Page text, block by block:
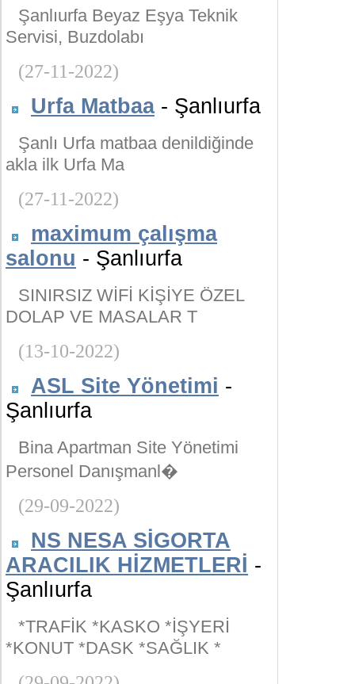
Şanlıurfa Beyaz Eşya Teknik
Servisi, Buzdolabı
(27-11-2022)
Urfa Matbaa- Şanlıurfa
Şanlı Urfa matbaa denildiğinde
akla ilk Urfa Ma
(27-11-2022)
maximum çalışma
salonu - Şanlıurfa
SINIRSIZ WİFİ KİŞİYE ÖZEL
DOLAP VE MASALAR T
(13-10-2022)
ASL Site Yönetimi -
Şanlıurfa
Bina Apartman Site Yönetimi
Personel Danışmanl�
(29-09-2022)
NS NESA SİGORTA
ARACILIK HİZMETLERİ -
Şanlıurfa
*TRAFİK *KASKO *İŞYERİ
*KONUT *DASK *SAĞLIK *